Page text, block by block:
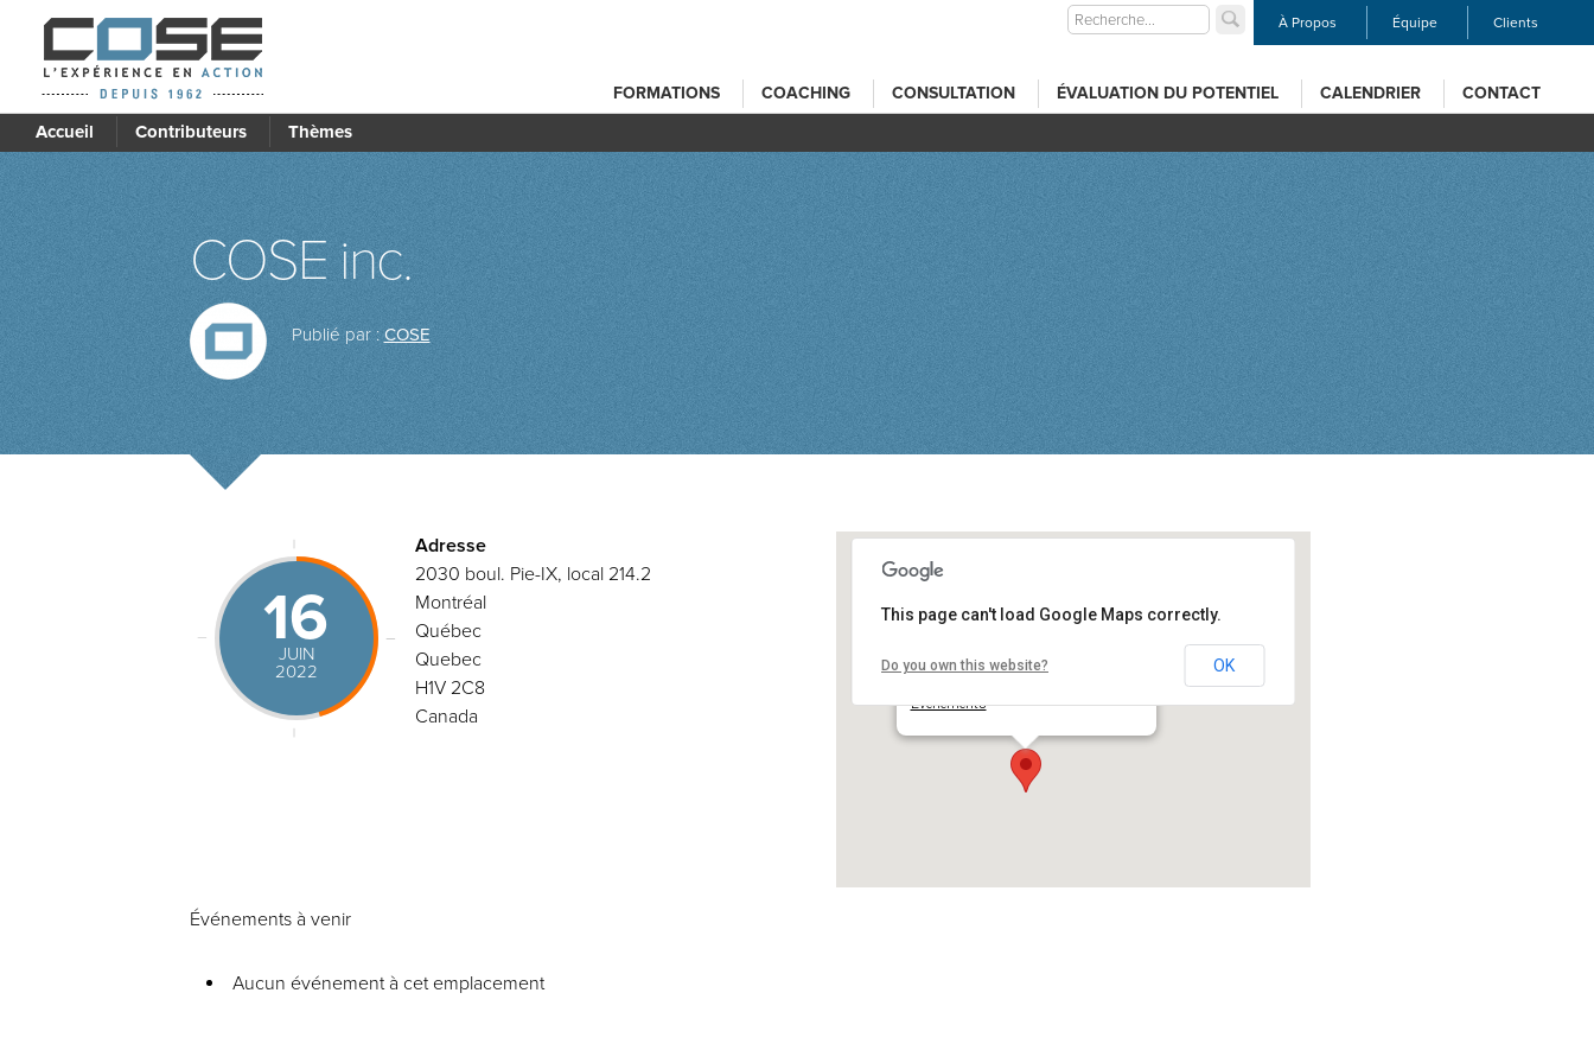
À Propos Équipe Clients
FORMATIONS COACHING CONSULTATION ÉVALUATION DU POTENTIEL CALENDRIER CONTACT
Accueil Contributeurs Thèmes
COSE inc.
Publié par : COSE
16
JUIN
2022
COSE inc.
Événements
This page can't load Google Maps correctly.
Do you own this website? OK
Adresse
2030 boul. Pie-IX, local 214.2
Montréal
Québec
Quebec
H1V 2C8
Canada
Événements à venir
Aucun événement à cet emplacement